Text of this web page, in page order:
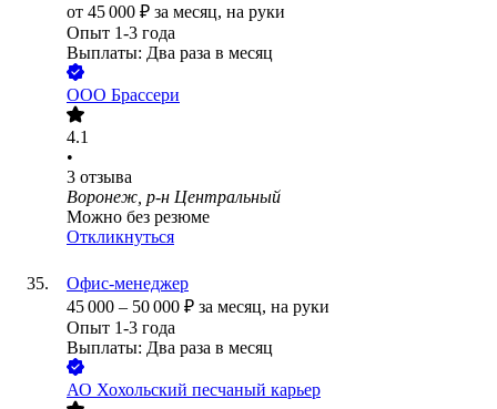
от 45 000 ₽ за месяц, на руки
Опыт 1-3 года
Выплаты: Два раза в месяц
ООО Брассери
4.1
•
3 отзыва
Воронеж, р-н Центральный
Можно без резюме
Откликнуться
Офис-менеджер
45 000 – 50 000 ₽ за месяц, на руки
Опыт 1-3 года
Выплаты: Два раза в месяц
АО Хохольский песчаный карьер